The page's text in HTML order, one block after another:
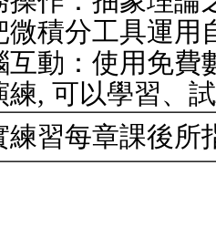
微積分工具運用
互動：使用免費
練, 可以學習、
練習每章課後